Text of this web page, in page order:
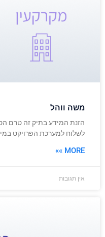
משה ווהל
הזנת המידע בתיק זה טרם
לשלוח למערכת הפרויקט
MORE »»
אין תגובות